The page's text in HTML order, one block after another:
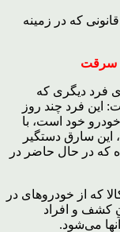
که در زمینه
فرد دیگری که
این فرد چند روز
خود است، با
این سارق دستگیر
که در حال حاضر در
افزود: ۹ هزار قلم کالا که از خودروهای در
کشف و افراد
می‌شود.